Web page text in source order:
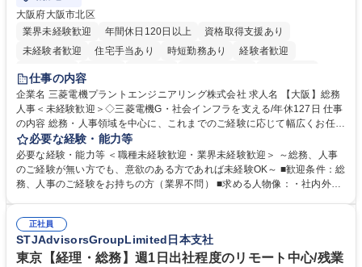
大阪府大阪市北区
業界未経験歓迎
年間休日120日以上
資格取得支援あり
未経験者歓迎
住宅手当あり 時短勤務あり
経験者歓迎
退職金あり
駅近5分以内
土日祝休み 服装自由 寮・社宅あり 食事補助あり
仕事の内容
企業名 三菱電機プラントエンジニアリング株式会社 求人名 【大阪】総務
人事＜未経験歓迎＞◇三菱電機G・社会インフラを支える/年休127日 仕事
の内容 総務・人事領域を中心に、これまでのご経験に応じて幅広くお任せ
します。 ＜具体的には＞ ・総務/人事労務（給与・社保・勤怠管理など）
・採用・教育研修 ・福利厚生運用 など ※基本的には事務所勤務ですが、
採用や教育等の業務内容により、関西圏以外への日帰り・宿泊を伴う国内
出張もございます。 ※担当業務を持ちつつ、お互いに助け合いながら、総
必要な経験・能力等
必要な経験・能力等 ＜職種未経験歓迎・業界未経験歓迎＞ ～総務、人事
のご経験が無い方でも、意欲のある方であれば未経験OK～ ■歓迎条件：総
務、人事のご経験をお持ちの方（業界不問） ■求める人物像：・社内外の
正社員
STJAdvisorsGroupLimited日本支社
東京【経理・総務】週1日出社程度のリモート中心/残業